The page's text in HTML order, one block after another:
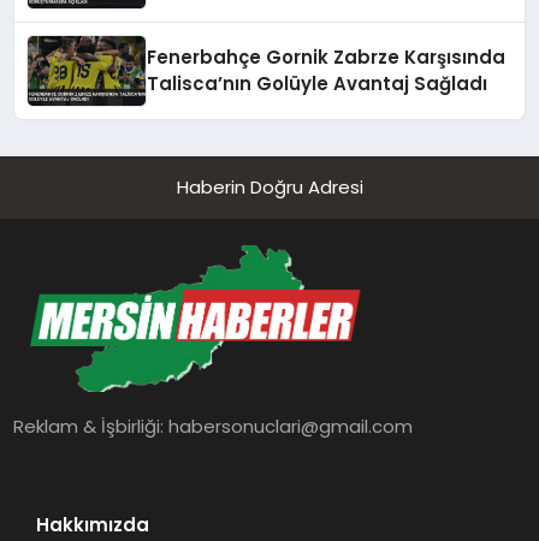
Fenerbahçe Gornik Zabrze Karşısında
Talisca’nın Golüyle Avantaj Sağladı
Haberin Doğru Adresi
Reklam & İşbirliği:habersonuclari@gmail.com
Hakkımızda